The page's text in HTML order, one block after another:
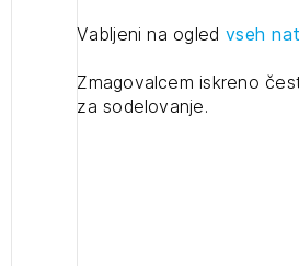
Vabljeni na ogled vseh
Zmagovalcem iskreno
za sodelovanje.
na tekočem z novicami in se